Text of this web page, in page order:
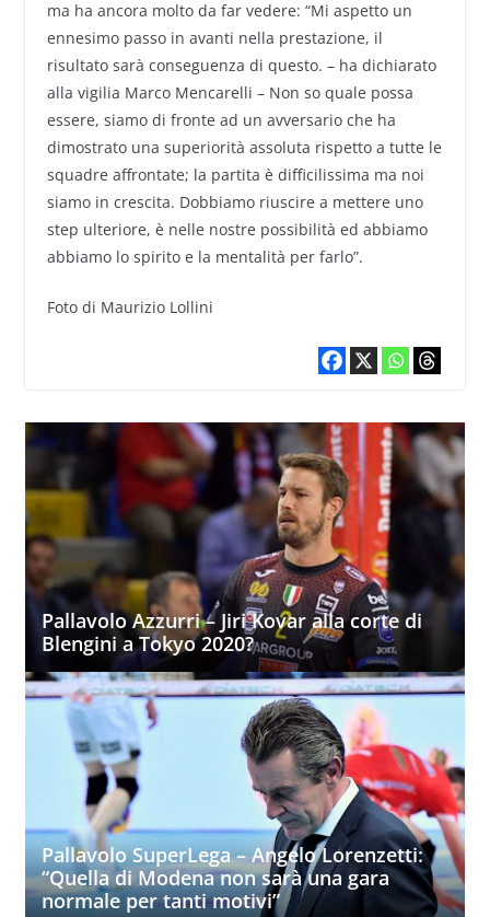
ma ha ancora molto da far vedere: “Mi aspetto un
ennesimo passo in avanti nella prestazione, il
risultato sarà conseguenza di questo. – ha dichiarato
alla vigilia Marco Mencarelli – Non so quale possa
essere, siamo di fronte ad un avversario che ha
dimostrato una superiorità assoluta rispetto a tutte le
squadre affrontate; la partita è difficilissima ma noi
siamo in crescita. Dobbiamo riuscire a mettere uno
step ulteriore, è nelle nostre possibilità ed abbiamo
abbiamo lo spirito e la mentalità per farlo”.
Foto di Maurizio Lollini
Pallavolo Azzurri – Jiri Kovar alla corte di
Blengini a Tokyo 2020?
Pallavolo SuperLega – Angelo Lorenzetti:
“Quella di Modena non sarà una gara
normale per tanti motivi”